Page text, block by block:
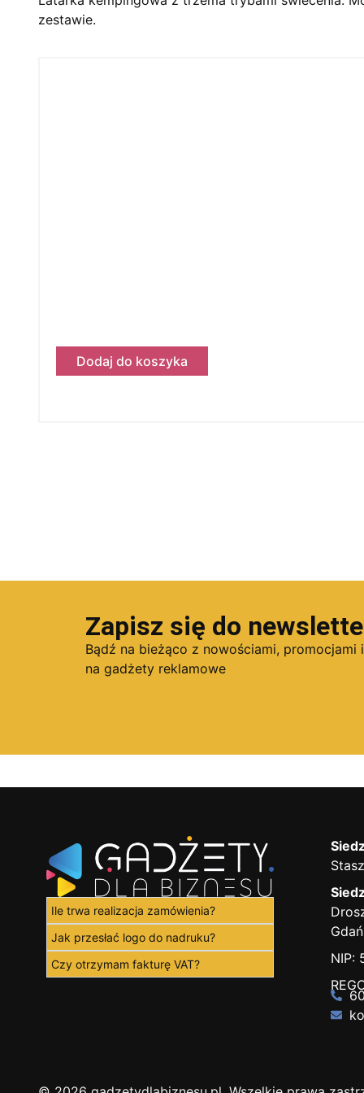
zestawie.
Dodaj do koszyka
Zapisz się do
Bądź na bieżąco z nowościami, promocjami
na gadżety reklamowe
Ile trwa realizacja zamówienia?
Jak przesłać logo do nadruku?
Czy otrzymam fakturę VAT?
NIP: